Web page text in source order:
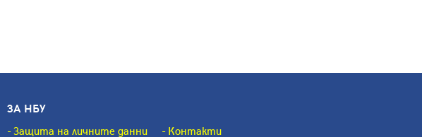
ЗА НБУ
Защита на личните данни Контакти